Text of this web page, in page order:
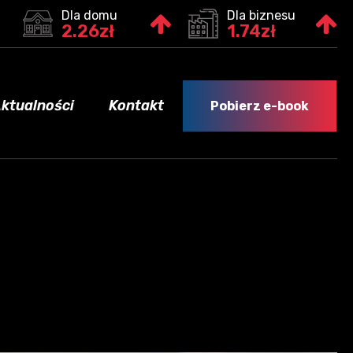
Dla domu
2.26zł
Dla biznesu
1.74zł
Kontakt Pobierz e-book